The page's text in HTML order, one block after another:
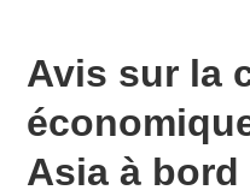
Avis sur la
Asia à